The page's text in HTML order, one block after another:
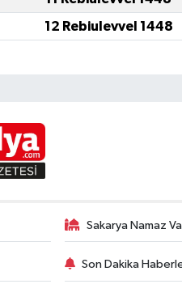
12 Rebiulevvel 1448
Sakarya Namaz
Son Dakika